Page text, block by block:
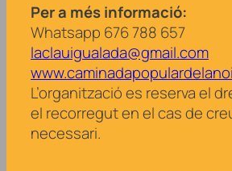
Per a més informació:
Whatsapp 676 788 657
laclauigualada@gmail.com
L’organització es reserva el
el recorregut en el cas de
necessari.